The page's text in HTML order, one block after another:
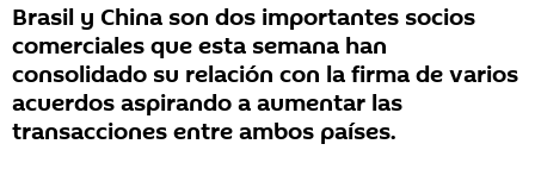
Brasil y China son dos importantes socios
comerciales que esta semana han
consolidado su relación con la firma de varios
acuerdos aspirando a aumentar las
transacciones entre ambos países.